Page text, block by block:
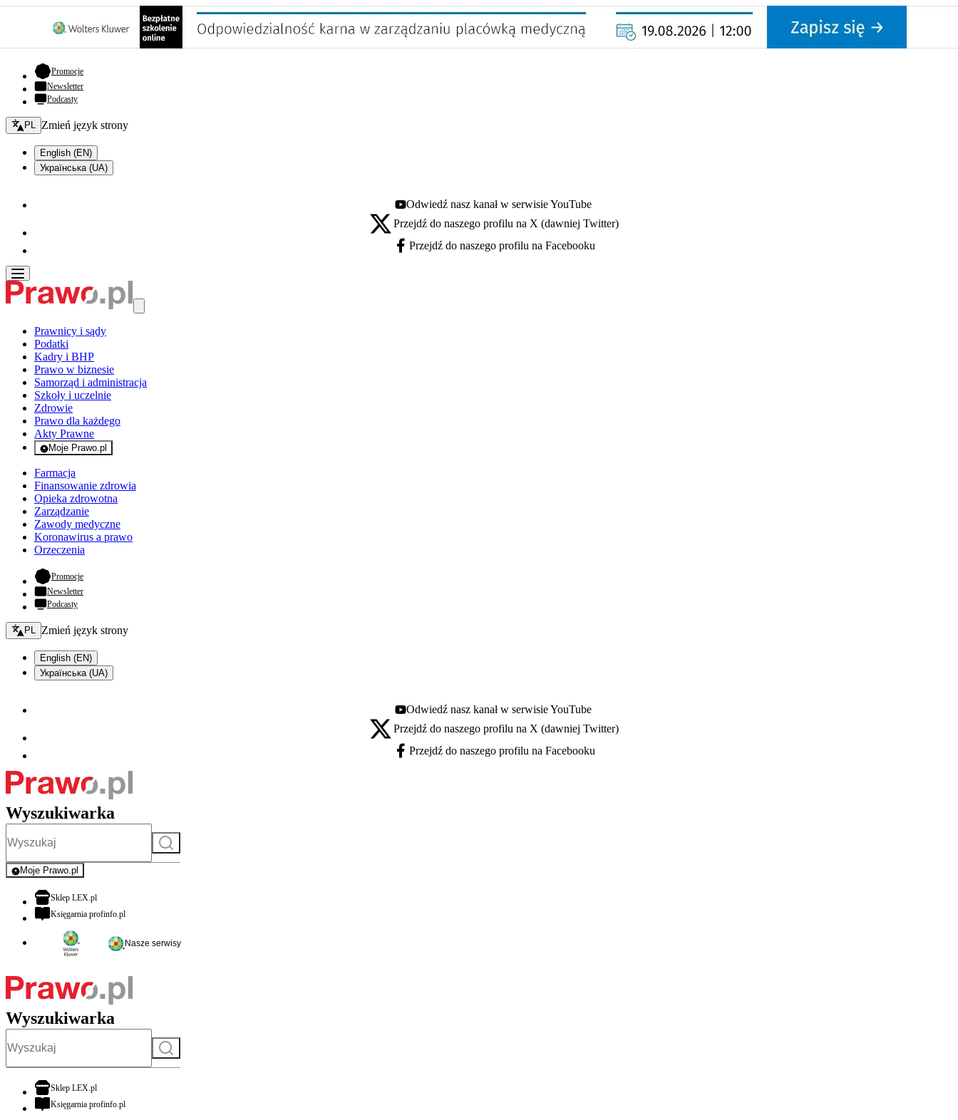
Promocje- otwiera się w nowej karcie
Newsletter
Podcasty
Zmień język - bieżący:
PL Zmień język strony
English (EN)
Українська (UA)
Youtube - otwiera się w nowej karcie
Odwiedź nasz kanał w serwisie YouTube
X - otwiera się w nowej karcie
Przejdź do naszego profilu na X (dawniej Twitter)
Facebook - otwiera się w nowej karcie
Przejdź do naszego profilu na Facebooku
Prawnicy i sądy
Podatki
Kadry i BHP
Prawo w biznesie
Samorząd i administracja
Szkoły i uczelnie
Zdrowie
Prawo dla każdego
Akty Prawne
Moje Prawo.pl
- rejestracja i logowanie do serwisu
Farmacja
Finansowanie zdrowia
Opieka zdrowotna
Zarządzanie
Zawody medyczne
Koronawirus a prawo
Orzeczenia
Promocje- otwiera się w nowej karcie
Newsletter
Podcasty
Zmień język - bieżący:
PL Zmień język strony
English (EN)
Українська (UA)
Youtube - otwiera się w nowej karcie
Odwiedź nasz kanał w serwisie YouTube
X - otwiera się w nowej karcie
Przejdź do naszego profilu na X (dawniej Twitter)
Facebook - otwiera się w nowej karcie
Przejdź do naszego profilu na Facebooku
Wyszukiwarka
Szukaj
Moje Prawo.pl
- rejestracja i logowanie do serwisu
Sklep LEX.plotwiera się w nowej karcie
Księgarnia profinfo.plotwiera się w nowej karcie
Nasze serwisy
Wyszukiwarka
Szukaj
Sklep LEX.plotwiera się w nowej karcie
Księgarnia profinfo.plotwiera się w nowej karcie